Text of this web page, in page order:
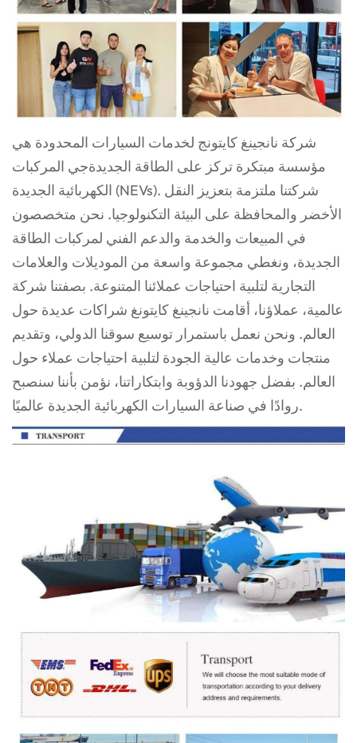
شركة نانجينغ كايتونج لخدمات السيارات المحدودة هي
مؤسسة مبتكرة تركز على الطاقة الجديدةجي المركبات
الكهربائية الجديدة (NEVs). شركتنا ملتزمة بتعزيز النقل
الأخضر والمحافظة على البيئة التكنولوجيا. نحن متخصصون
في المبيعات والخدمة والدعم الفني لمركبات الطاقة
الجديدة، ونغطي مجموعة واسعة من الموديلات والعلامات
التجارية لتلبية احتياجات عملائنا المتنوعة. بصفتنا شركة
عالمية، عملاؤنا، أقامت نانجينغ كايتونغ شراكات عديدة حول
العالم. ونحن نعمل باستمرار توسيع سوقنا الدولي، وتقديم
منتجات وخدمات عالية الجودة لتلبية احتياجات عملاء حول
العالم. بفضل جهودنا الدؤوبة وابتكاراتنا، نؤمن بأننا سنصبح
روادًا في صناعة السيارات الكهربائية الجديدة عالميًا.